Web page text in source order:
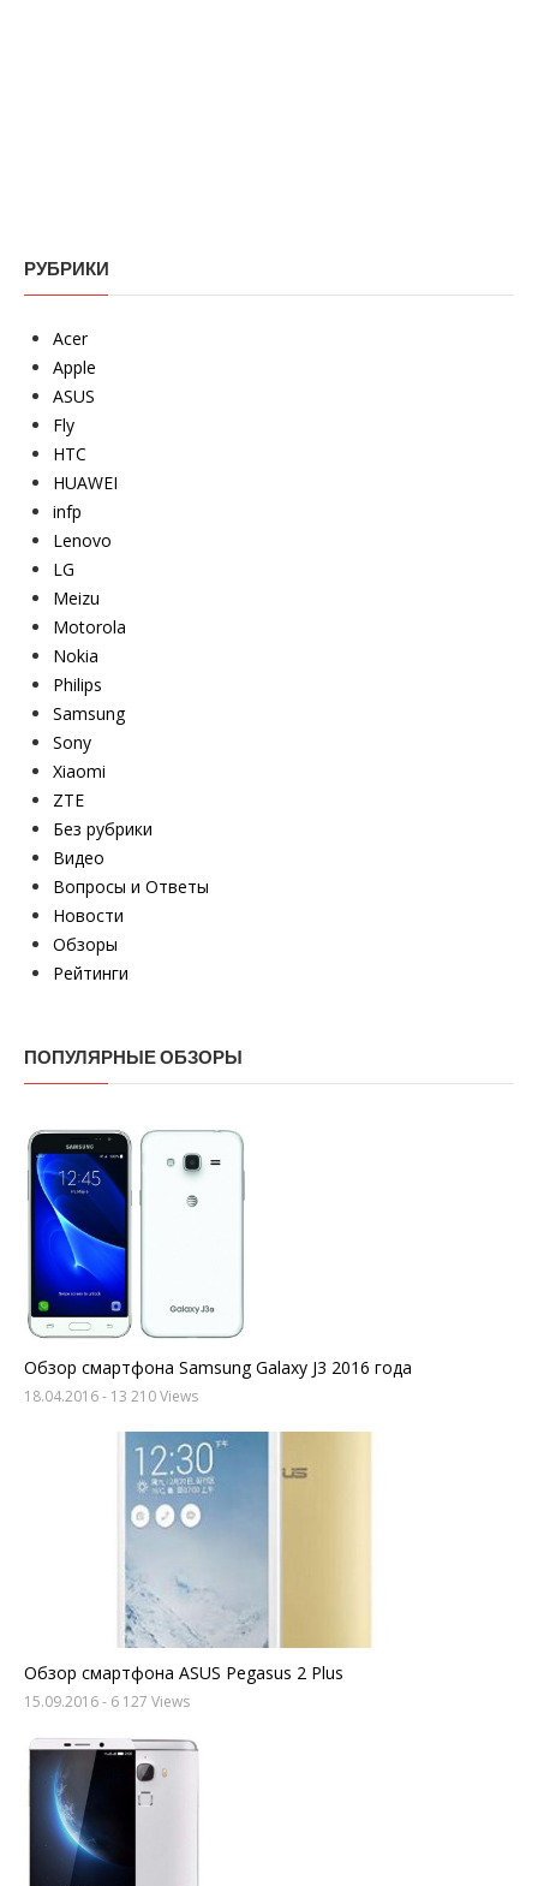
РУБРИКИ
Acer
Apple
ASUS
Fly
HTC
HUAWEI
infp
Lenovo
LG
Meizu
Motorola
Nokia
Philips
Samsung
Sony
Xiaomi
ZTE
Без рубрики
Видео
Вопросы и Ответы
Новости
Обзоры
Рейтинги
ПОПУЛЯРНЫЕ ОБЗОРЫ
Обзор смартфона Samsung Galaxy J3 2016 года
18.04.2016- 13 210 Views
Обзор смартфона ASUS Pegasus 2 Plus
15.09.2016- 6 127 Views